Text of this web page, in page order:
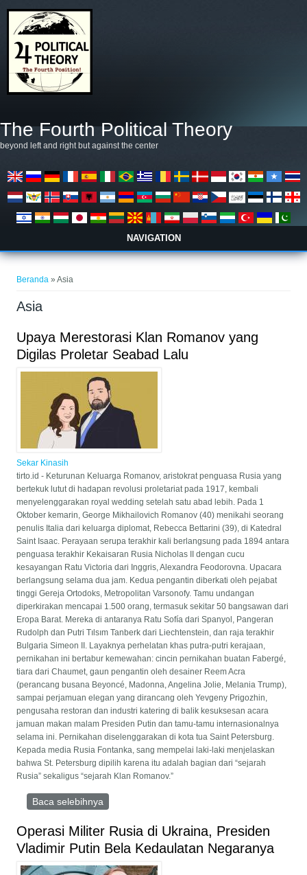
The Fourth Political Theory
beyond left and right but against the center
NAVIGATION
Beranda » Asia
Asia
Upaya Merestorasi Klan Romanov yang
Digilas Proletar Seabad Lalu
Sekar Kinasih
tirto.id - Keturunan Keluarga Romanov, aristokrat penguasa Rusia yang
bertekuk lutut di hadapan revolusi proletariat pada 1917, kembali
menyelenggarakan royal wedding setelah satu abad lebih. Pada 1
Oktober kemarin, George Mikhailovich Romanov (40) menikahi seorang
penulis Italia dari keluarga diplomat, Rebecca Bettarini (39), di Katedral
Saint Isaac. Perayaan serupa terakhir kali berlangsung pada 1894 antara
penguasa terakhir Kekaisaran Rusia Nicholas II dengan cucu
kesayangan Ratu Victoria dari Inggris, Alexandra Feodorovna. Upacara
berlangsung selama dua jam. Kedua pengantin diberkati oleh pejabat
tinggi Gereja Ortodoks, Metropolitan Varsonofy. Tamu undangan
diperkirakan mencapai 1.500 orang, termasuk sekitar 50 bangsawan dari
Eropa Barat. Mereka di antaranya Ratu Sofía dari Spanyol, Pangeran
Rudolph dan Putri Tılsım Tanberk dari Liechtenstein, dan raja terakhir
Bulgaria Simeon II. Layaknya perhelatan khas putra-putri kerajaan,
pernikahan ini bertabur kemewahan: cincin pernikahan buatan Fabergé,
tiara dari Chaumet, gaun pengantin oleh desainer Reem Acra
(perancang busana Beyoncé, Madonna, Angelina Jolie, Melania Trump),
sampai perjamuan elegan yang dirancang oleh Yevgeny Prigozhin,
pengusaha restoran dan industri katering di balik kesuksesan acara
jamuan makan malam Presiden Putin dan tamu-tamu internasionalnya
selama ini. Pernikahan diselenggarakan di kota tua Saint Petersburg.
Kepada media Rusia Fontanka, sang mempelai laki-laki menjelaskan
bahwa St. Petersburg dipilih karena itu adalah bagian dari “sejarah
Rusia” sekaligus “sejarah Klan Romanov.”
Baca selebihnya
Operasi Militer Rusia di Ukraina, Presiden
Vladimir Putin Bela Kedaulatan Negaranya